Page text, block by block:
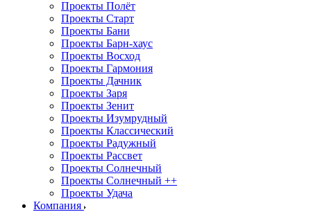
Проекты Полёт
Проекты Старт
Проекты Бани
Проекты Барн-хаус
Проекты Восход
Проекты Гармония
Проекты Дачник
Проекты Заря
Проекты Зенит
Проекты Изумрудный
Проекты Классический
Проекты Радужный
Проекты Рассвет
Проекты Солнечный
Проекты Солнечный ++
Проекты Удача
Компания